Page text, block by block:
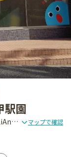
駅園
〒6570062 兵庫県神戸市灘区寺口町14-8 LiAnge六甲Ⅱ1階 マップで確認